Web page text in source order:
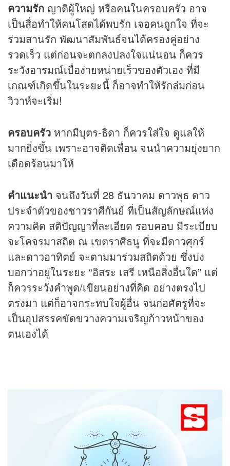
ความรัก ญาติผู้ใหญ่ หรือคนในครอบครัว อาจ
เป็นสื่อทำให้คนโสดได้พบรัก เจอคนถูกใจ ที่จะ
ร่วมสานรัก พัฒนาสัมพันธ์จนได้ครองคู่อย่าง
รวดเร็ว แต่ก่อนจะตกลงปลงใจแน่นอน ก็ควร
ระวังอารมณ์เบื่อง่ายหน่ายเร็วของตัวเอง ที่มี
เกณฑ์เกิดขึ้นในระยะนี้ ก็อาจทำให้รักล่มก่อน
วิวาห์จะเริ่ม!
ครอบครัว หากมีบุตร-ธิดา ก็ควรใส่ใจ ดูแลให้
มากยิ่งขึ้น เพราะอาจติดเพื่อน จนนำความยุ่งยาก
เดือดร้อนมาให้
คำแนะนำ จนถึงวันที่ 28 ธันวาคม ดาวพุธ ดาว
ประจำตัวของชาวราศีกันย์ ที่เป็นสัญลักษณ์แห่ง
ความคิด สติปัญญาที่ละเอียด รอบคอบ มีระเบียบ
จะโคจรมาสถิต ณ เขตราศีธนู ที่จะมีดาวศุกร์
และดาวอาทิตย์ จะตามมาร่วมสถิตด้วย ซึ่งบ่ง
บอกว่าอยู่ในระยะ “อิสระ เสรี เหนือสิ่งอื่นใด” แต่
ก็ควรระวังคำพูด/เขียนอย่างที่คิด อย่างตรงไป
ตรงมา แต่ก็อาจกระทบใจผู้อื่น จนก่อศัตรูที่จะ
เป็นอุปสรรคขัดขวางความเจริญก้าวหน้าของ
ตนเองได้